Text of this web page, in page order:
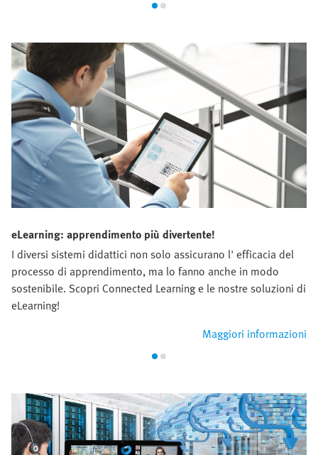
eLearning: apprendimento più divertente!
I diversi sistemi didattici non solo assicurano l' efficacia del
processo di apprendimento, ma lo fanno anche in modo
sostenibile. Scopri Connected Learning e le nostre soluzioni di
eLearning!
Maggiori informazioni